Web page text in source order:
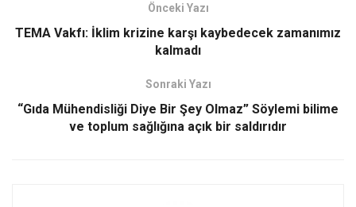
o
d
Önceki Yazı
TEMA Vakfı: İklim krizine karşı kaybedecek zamanımız
kalmadı
Sonraki Yazı
“Gıda Mühendisliği Diye Bir Şey Olmaz” Söylemi bilime
ve toplum sağlığına açık bir saldırıdır